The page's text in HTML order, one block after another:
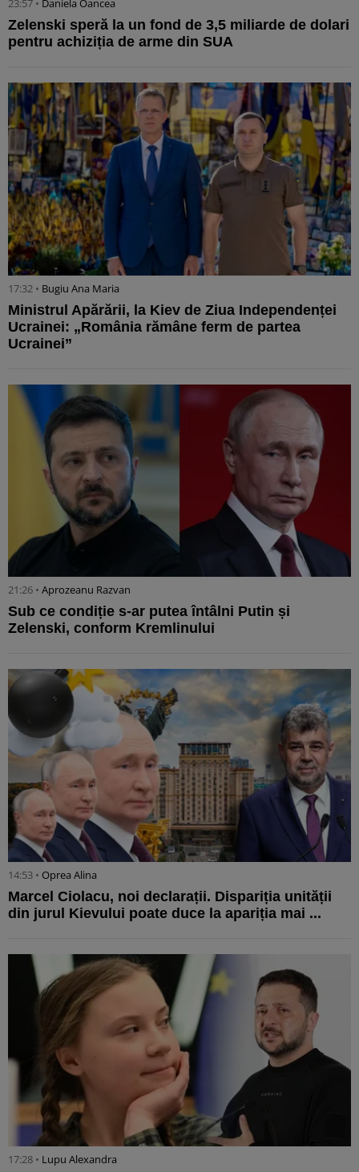
23:57 • Daniela Oancea
Zelenski speră la un fond de 3,5 miliarde de dolari
pentru achiziția de arme din SUA
17:32 • Bugiu ⁠Ana Maria
Ministrul Apărării, la Kiev de Ziua Independenței
Ucrainei: „România rămâne ferm de partea
Ucrainei”
21:26 • Aprozeanu Razvan
Sub ce condiție s-ar putea întâlni Putin și
Zelenski, conform Kremlinului
14:53 • Oprea Alina
Marcel Ciolacu, noi declarații. Dispariția unității
din jurul Kievului poate duce la apariția mai ...
17:28 • Lupu Alexandra